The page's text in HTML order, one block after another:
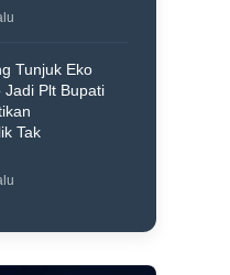
Tunjuk Eko
Jadi Plt Bupati
Tak